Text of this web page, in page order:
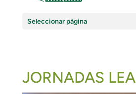
Seleccionar página
JORNADAS